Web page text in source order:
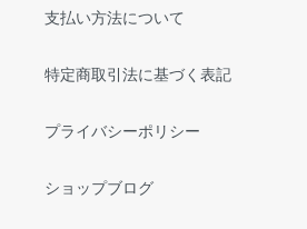
支払い方法について
特定商取引法に基づく表記
プライバシーポリシー
ショップブログ